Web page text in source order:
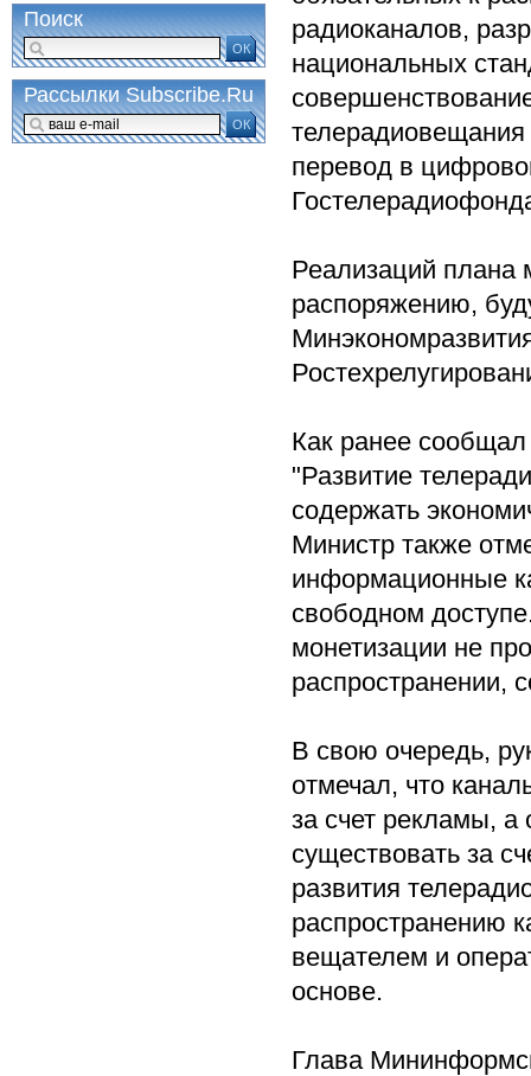
радиоканалов,
национальных
перевод в
Реализаций плана
распоряжению,
Как ранее
"Развитие
содержать
Министр также
информационные
свободном
монетизации не
распространении,
В свою очередь,
отмечал, что
за счет рекламы, а
существовать за
развития
распространению
вещателем и
основе.
Глава
Поиск
ОК
Рассылки Subscribe.Ru
ОК